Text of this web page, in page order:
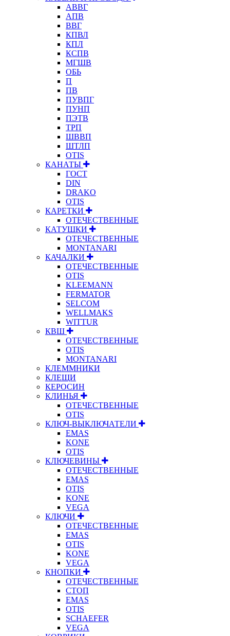
АВВГ
АПВ
ВВГ
КПВЛ
КПЛ
КСПВ
МГШВ
ОБЬ
П
ПВ
ПУВПГ
ПУНП
ПЭТВ
ТРП
ШВВП
ШТЛП
OTIS
КАНАТЫ
ГОСТ
DIN
DRAKO
OTIS
КАРЕТКИ
ОТЕЧЕСТВЕННЫЕ
КАТУШКИ
ОТЕЧЕСТВЕННЫЕ
MONTANARI
КАЧАЛКИ
ОТЕЧЕСТВЕННЫЕ
OTIS
KLEEMANN
FERMATOR
SELCOM
WELLMAKS
WITTUR
КВШ
ОТЕЧЕСТВЕННЫЕ
OTIS
MONTANARI
КЛЕММНИКИ
КЛЕЩИ
КЕРОСИН
КЛИНЬЯ
ОТЕЧЕСТВЕННЫЕ
OTIS
КЛЮЧ-ВЫКЛЮЧАТЕЛИ
EMAS
KONE
OTIS
КЛЮЧЕВИНЫ
ОТЕЧЕСТВЕННЫЕ
EMAS
OTIS
KONE
VEGA
КЛЮЧИ
ОТЕЧЕСТВЕННЫЕ
EMAS
OTIS
KONE
VEGA
КНОПКИ
ОТЕЧЕСТВЕННЫЕ
СТОП
EMAS
OTIS
SCHAEFER
VEGA